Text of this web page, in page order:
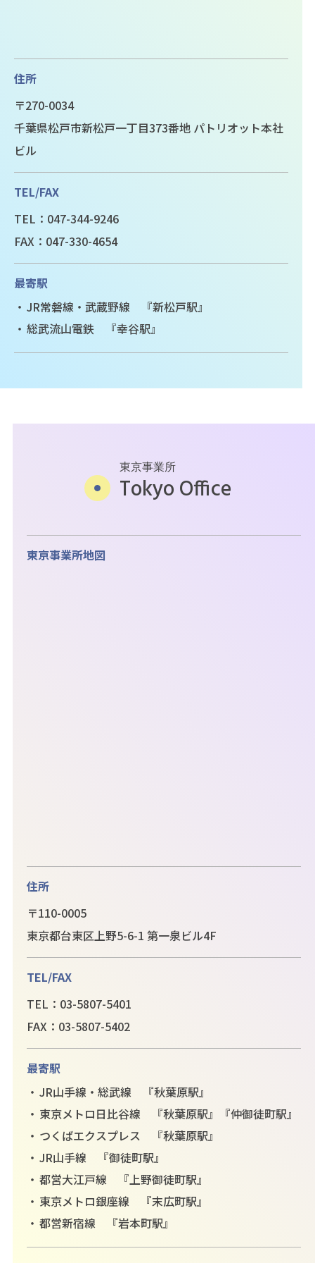
住所
〒270-0034
千葉県松戸市新松戸一丁目373番地 パトリオット本社
ビル
TEL/FAX
TEL：047-344-9246
FAX：047-330-4654
最寄駅
JR常磐線・武蔵野線 『新松戸駅』
総武流山電鉄 『幸谷駅』
東京事業所
Tokyo Office
東京事業所地図
住所
〒110-0005
東京都台東区上野5-6-1 第一泉ビル4F
TEL/FAX
TEL：03-5807-5401
FAX：03-5807-5402
最寄駅
JR山手線・総武線 『秋葉原駅』
東京メトロ日比谷線 『秋葉原駅』『仲御徒町駅』
つくばエクスプレス 『秋葉原駅』
JR山手線 『御徒町駅』
都営大江戸線 『上野御徒町駅』
東京メトロ銀座線 『末広町駅』
都営新宿線 『岩本町駅』